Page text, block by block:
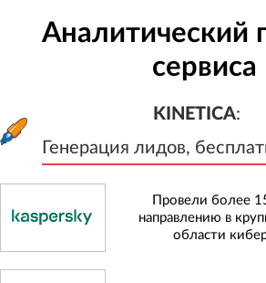
Аналитический
сервиса
KINETICA:
Генерация лидов,
Генерация
Провели более
направлению в
области